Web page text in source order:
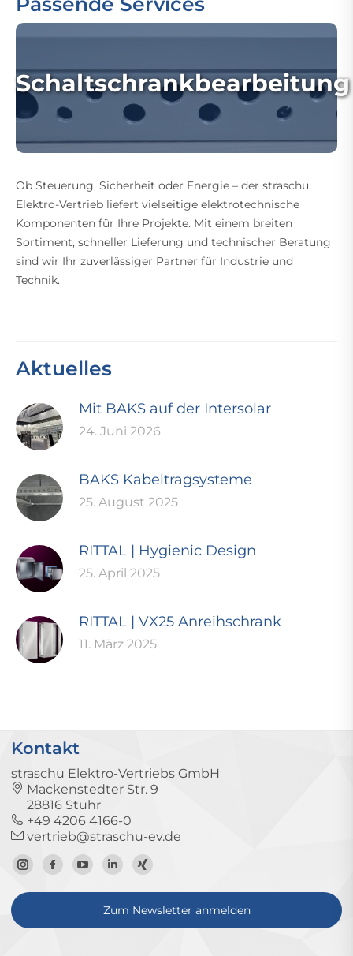
Schaltschrankbearbeitung
Ob Steuerung, Sicherheit oder Energie – der straschu
Elektro-Vertrieb liefert vielseitige elektrotechnische
Komponenten für Ihre Projekte. Mit einem breiten
Sortiment, schneller Lieferung und technischer Beratung
sind wir Ihr zuverlässiger Partner für Industrie und
Technik.
Aktuelles
Mit BAKS auf der Intersolar
24. Juni 2026
BAKS Kabeltragsysteme
25. August 2025
RITTAL | Hygienic Design
25. April 2025
RITTAL | VX25 Anreihschrank
11. März 2025
Kontakt
straschu Elektro-Vertriebs GmbH
Mackenstedter Str. 9
28816 Stuhr
+49 4206 4166-0
vertrieb@straschu-ev.de
Zum
Instagram-
Zur
Facebook-
Zum
YouTube-
Kanal
Zum
LinkedIn-
Profil
Zum
Xing-
Profil
Zum Newsletter anmelden